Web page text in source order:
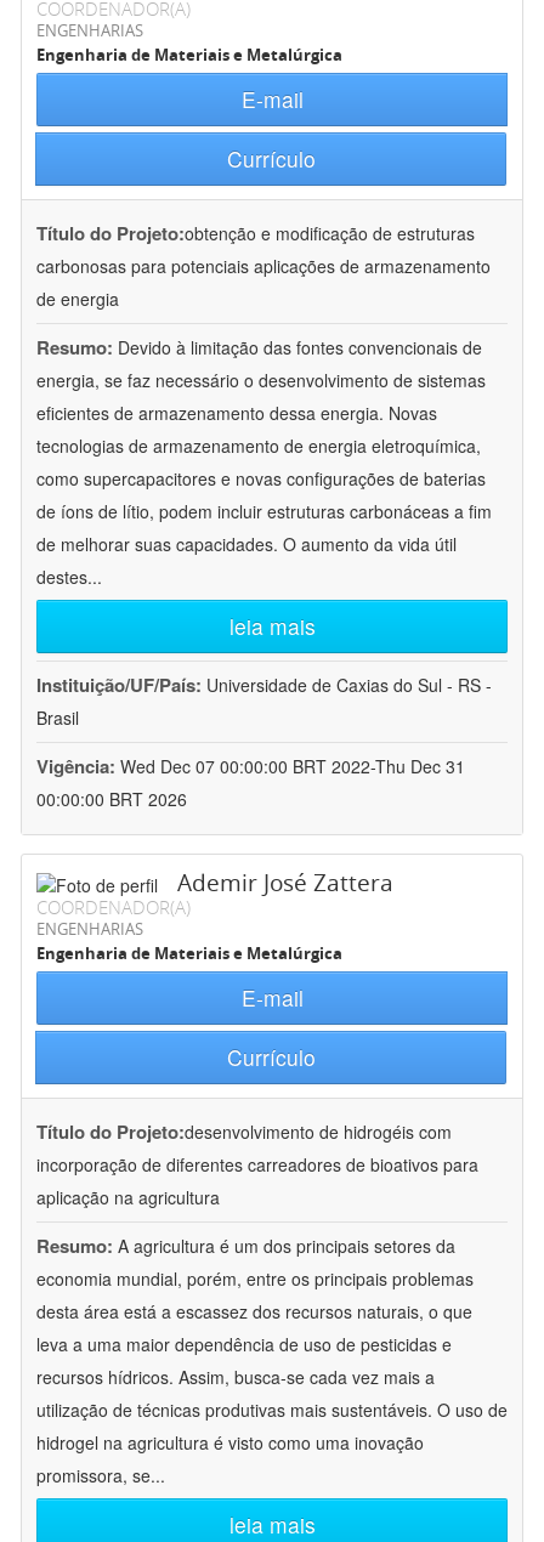
COORDENADOR(A)
ENGENHARIAS
Engenharia de Materiais e Metalúrgica
E-mail
Currículo
Título do Projeto:obtenção e modificação de estruturas
carbonosas para potenciais aplicações de armazenamento
de energia
Resumo: Devido à limitação das fontes convencionais de
energia, se faz necessário o desenvolvimento de sistemas
eficientes de armazenamento dessa energia. Novas
tecnologias de armazenamento de energia eletroquímica,
como supercapacitores e novas configurações de baterias
de íons de lítio, podem incluir estruturas carbonáceas a fim
de melhorar suas capacidades. O aumento da vida útil
destes...
leia mais
Instituição/UF/País: Universidade de Caxias do Sul - RS -
Brasil
Vigência: Wed Dec 07 00:00:00 BRT 2022-Thu Dec 31
00:00:00 BRT 2026
Ademir José Zattera
COORDENADOR(A)
ENGENHARIAS
Engenharia de Materiais e Metalúrgica
E-mail
Currículo
Título do Projeto:desenvolvimento de hidrogéis com
incorporação de diferentes carreadores de bioativos para
aplicação na agricultura
Resumo: A agricultura é um dos principais setores da
economia mundial, porém, entre os principais problemas
desta área está a escassez dos recursos naturais, o que
leva a uma maior dependência de uso de pesticidas e
recursos hídricos. Assim, busca-se cada vez mais a
utilização de técnicas produtivas mais sustentáveis. O uso de
hidrogel na agricultura é visto como uma inovação
promissora, se...
leia mais